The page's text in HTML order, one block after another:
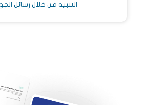
التنبيه من خلال رسائل الجوال